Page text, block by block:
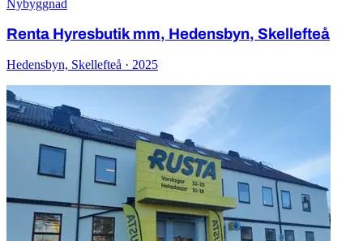
Nybyggnad
Renta Hyresbutik mm, Hedensbyn, Skellefteå
Hedensbyn, Skellefteå · 2025